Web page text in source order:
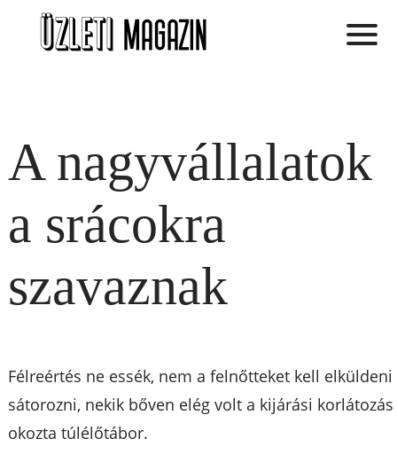
A nagyvállalatok
a srácokra
szavaznak
Félreértés ne essék, nem a felnőtteket kell elküldeni
sátorozni, nekik bőven elég volt a kijárási korlátozás
okozta túlélőtábor.